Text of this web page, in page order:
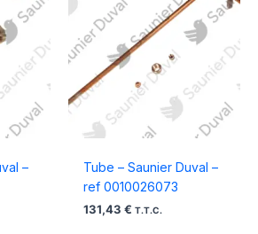
–
Tube – Saunier Duval –
ref 0010026073
131,43 € T.T.C.